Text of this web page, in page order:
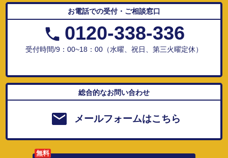
お電話での受付・ご相談窓口
0120-338-336
受付時間/9：00~18：00（水曜、祝日、第三火曜定休）
総合的なお問い合わせ
メールフォームはこちら
無料